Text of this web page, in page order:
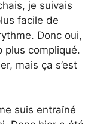
je suivais
facile de
Donc oui,
plus compliqué.
mais ça s’est
suis entraîné